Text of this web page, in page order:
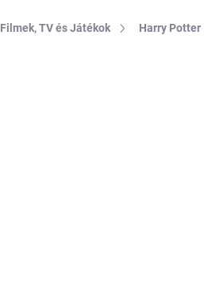
Filmek, TV és Játékok Harry Potter